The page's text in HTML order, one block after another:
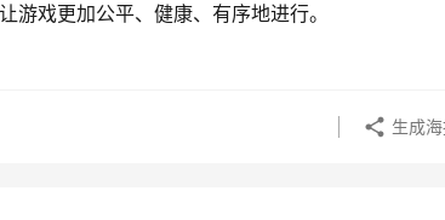
游戏更加公平、健康、有序地进行。
生成